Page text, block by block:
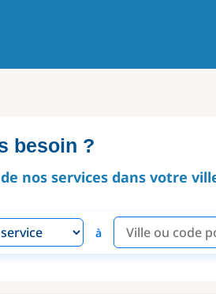
besoin ?
nos services dans votre
à